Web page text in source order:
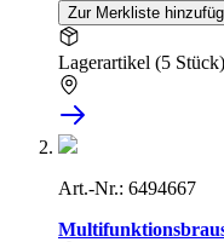
Zur Merkliste
Lagerartikel (5 Stück)
Art.-Nr.: 6494667